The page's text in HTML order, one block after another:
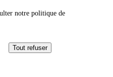
notre politique de
Tout refuser